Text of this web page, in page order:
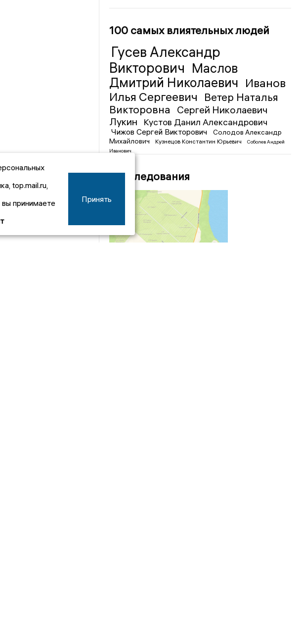
100 самых влиятельных людей
Гусев Александр
Викторович Маслов
Дмитрий Николаевич Иванов
Илья Сергеевич
Ветер Наталья
Викторовна
Сергей Николаевич
Лукин
Кустов Данил Александрович
Чижов Сергей Викторович
Солодов Александр
Михайлович
Кузнецов Константин Юрьевич
Соболев Андрей
Иванович
Расследования
top.mail.ru,
принимаете
Принять